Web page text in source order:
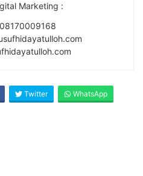
Marketing :
Twitter WhatsApp